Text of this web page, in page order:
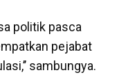
politik pasca
pejabat
sambungya.